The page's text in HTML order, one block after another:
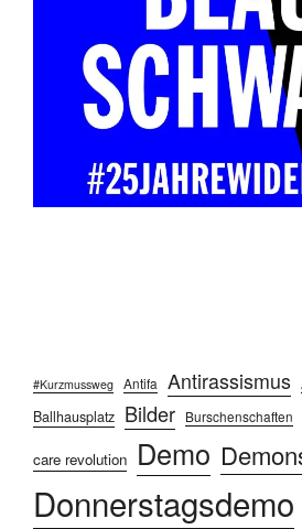
#Kurzmussweg Antifa Antirassismus
Ballhausplatz Bilder Burschenschaften
care revolution Demo
Donnerstagsdemo